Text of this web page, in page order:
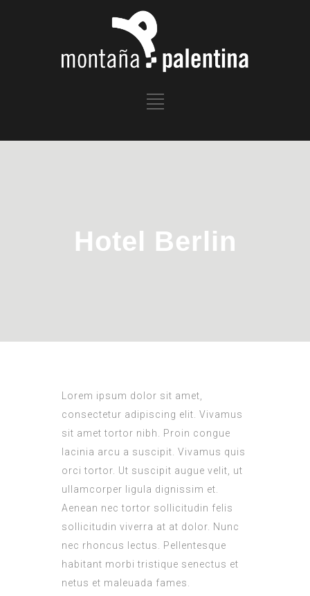
Hotel Berlin
Lorem ipsum dolor sit amet,
consectetur adipiscing elit. Vivamus
sit amet tortor nibh. Proin congue
lacinia arcu a suscipit. Vivamus quis
orci tortor. Ut suscipit augue velit, ut
ullamcorper ligula dignissim et.
Aenean nec tortor sollicitudin felis
sollicitudin viverra at at dolor. Nunc
nec rhoncus lectus. Pellentesque
habitant morbi tristique senectus et
netus et maleuada fames.